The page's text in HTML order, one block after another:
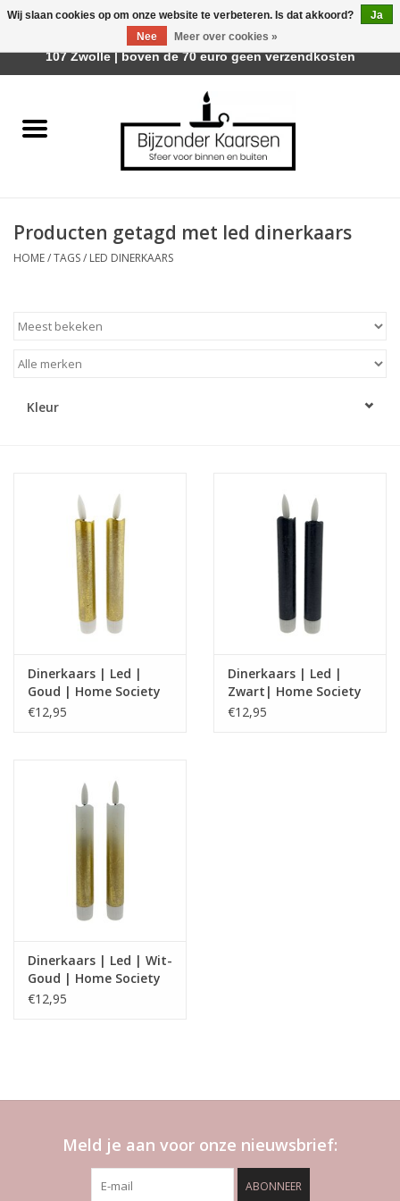
Räder Design Stories
Geurkaarsen
Relatiegeschenken & Bedankjes
Huisparfums
Blog
Producten getagd met led dinerkaars
HOME/TAGS/ LED DINERKAARS
Kleur
Dinerkaars | Led |
Goud | Home Society
€12,95
Dinerkaars | Led |
Zwart| Home Society
€12,95
Dinerkaars | Led | Wit-
Goud | Home Society
€12,95
Meld je aan voor onze nieuwsbrief:
ABONNEER
Wij slaan cookies op om onze website te verbeteren. Is dat akkoord?
Ja
Nee
Meer over cookies »
Afhalen is mogelijk bij Trotz Woon & Cadeau | Belvederelaan
107 Zwolle | boven de 70 euro geen verzendkosten